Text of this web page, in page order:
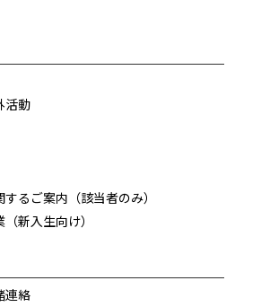
活動
るご案内（該当者のみ）
新入生向け）
連絡